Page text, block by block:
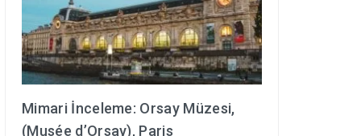
Mimari İnceleme: Orsay Müzesi,
(Musée d’Orsay), Paris